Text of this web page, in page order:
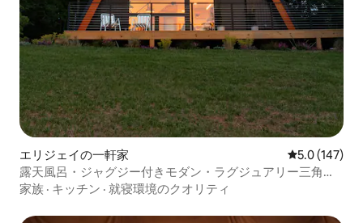
エリジェイの一軒家 レビュー147
5.0 (147)
露天風呂・ジャグジー付きモダン・ラグジュアリー三角屋
根
家族 · キッチン · 就寝環境のクオリティ